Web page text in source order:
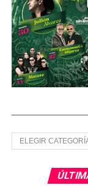
disciplinarias
El Órgano
de su titular,
compromiso con
rendición de
TEMAS
Hallan cuerpo
Tamasopo
Secciones